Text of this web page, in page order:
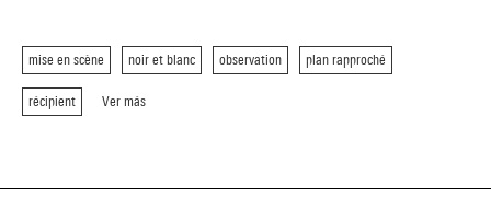
mise en scène noir et blanc observation plan rapproché
récipient Ver más